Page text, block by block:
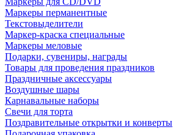
Маркеры перманентные
Текстовыделители
Маркер-краска специальные
Маркеры меловые
Подарки, сувениры, награды
Товары для проведения праздников
Праздничные аксессуары
Воздушные шары
Карнавальные наборы
Свечи для торта
Поздравительные открытки и конверты